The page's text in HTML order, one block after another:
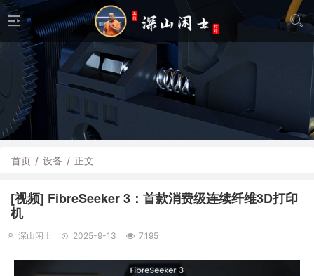
首页 / 设备 / 正文
[视频] FibreSeeker 3：首款消费级连续纤维3D打印
机
深山闲士 2025-9-13 7,195